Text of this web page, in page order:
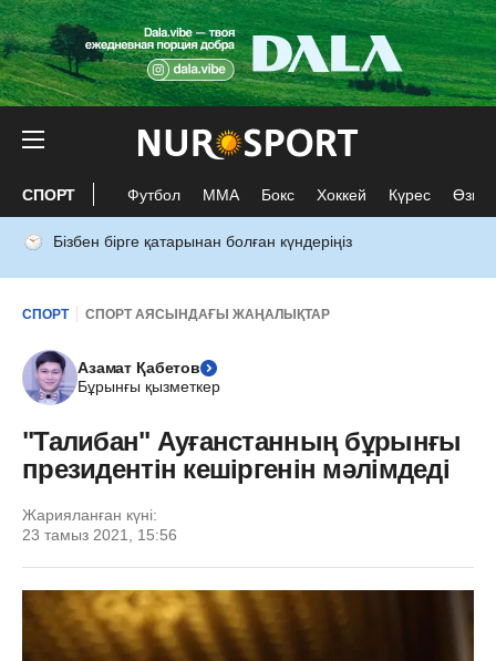
СПОРТ Футбол ММА Бокс Хоккей Күрес Өзге
Бізбен бірге қатарынан болған күндеріңіз
СПОРТ СПОРТ АЯСЫНДАҒЫ ЖАҢАЛЫҚТАР
Азамат Қабетов
Бұрынғы қызметкер
"Талибан" Ауғанстанның бұрынғы
президентін кешіргенін мәлімдеді
Жарияланған күні:
23 тамыз 2021, 15:56